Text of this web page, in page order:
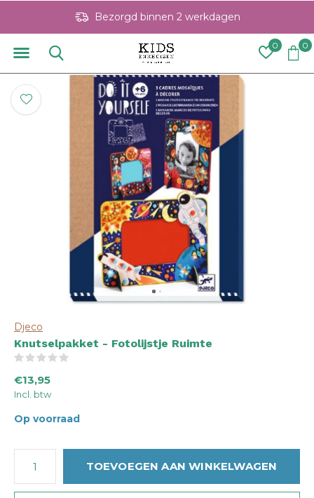
0 0
Bezorgd binnen 2 werkdagen
Djeco
Knutselpakket - Fotolijstje Ruimte
€13,95
Incl. btw
Op voorraad
TOEVOEGEN AAN WINKELWAGEN